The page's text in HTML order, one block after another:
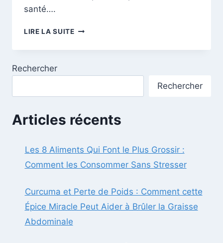
santé….
LIRE LA SUITELES
BÉNÉFICES
Rechercher
Rechercher
Articles récents
Les 8 Aliments Qui Font le Plus Grossir :
Comment les Consommer Sans Stresser
Curcuma et Perte de Poids : Comment cette
Épice Miracle Peut Aider à Brûler la Graisse
Abdominale